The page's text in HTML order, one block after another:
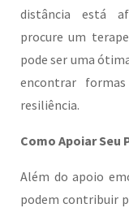
distância está
procure um
pode ser uma
encontrar
resiliência.
Como Apoiar Seu
Além do apoio
podem contribuir